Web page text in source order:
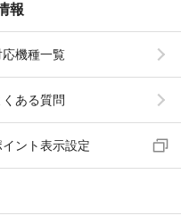
報
応機種一覧
くある質問
イント表示設定